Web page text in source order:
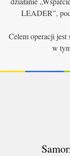
LEADER”,
Celem operacji
w